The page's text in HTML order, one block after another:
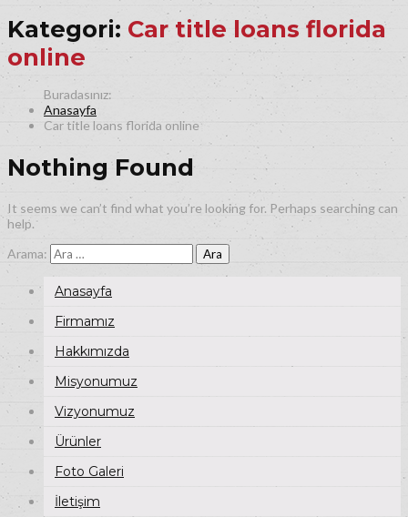
Kategori: Car title loans florida
online
Anasayfa
Car title loans florida online
Nothing Found
It seems we can’t find what you’re looking for. Perhaps searching can
help.
Arama:
Anasayfa
Firmamız
Hakkımızda
Misyonumuz
Vizyonumuz
Ürünler
Foto Galeri
İletişim